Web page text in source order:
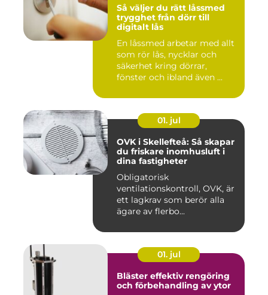
Så väljer du rätt låssmed
trygghet från dörr till
digitalt lås
En låssmed arbetar med allt
som rör lås, nycklar och
säkerhet kring dörrar,
fönster och ibland även ...
01. jul
OVK i Skellefteå: Så skapar
du friskare inomhusluft i
dina fastigheter
Obligatorisk
ventilationskontroll, OVK, är
ett lagkrav som berör alla
ägare av flerbo...
01. jul
Bläster effektiv rengöring
och förbehandling av ytor